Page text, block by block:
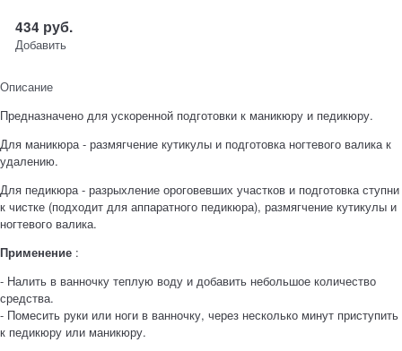
434 руб.
Добавить
Описание
Предназначено для ускоренной подготовки к маникюру и педикюру.
Для маникюра - размягчение кутикулы и подготовка ногтевого валика к
удалению.
Для педикюра - разрыхление ороговевших участков и подготовка ступни
к чистке (подходит для аппаратного педикюра), размягчение кутикулы и
ногтевого валика.
Применение :
- Налить в ванночку теплую воду и добавить небольшое количество
средства.
- Помесить руки или ноги в ванночку, через несколько минут приступить
к педикюру или маникюру.